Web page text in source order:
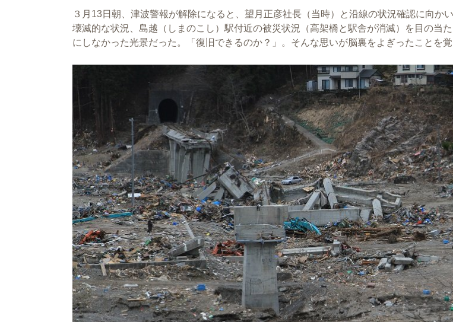
３月13日朝、津波警報が解除になると、望月正彦社長（当時）と沿線の状況確認に向か
壊滅的な状況、島越（しまのこし）駅付近の被災状況（高架橋と駅舎が消滅）を目の当
にしなかった光景だった。「復旧できるのか？」。そんな思いが脳裏をよぎったことを覚